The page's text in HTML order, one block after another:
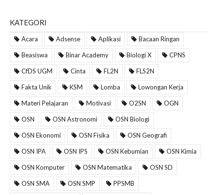
KATEGORI
Acara Adsense Aplikasi Bacaan Ringan
Beasiswa Binar Academy Biologi X CPNS
CfDS UGM Cinta FL2N FLS2N
Fakta Unik KSM Lomba Lowongan Kerja
Materi Pelajaran Motivasi O2SN OGN
OSN OSN Astronomi OSN Biologi
OSN Ekonomi OSN Fisika OSN Geografi
OSN IPA OSN IPS OSN Kebumian OSN Kimia
OSN Komputer OSN Matematika OSN SD
OSN SMA OSN SMP PPSMB